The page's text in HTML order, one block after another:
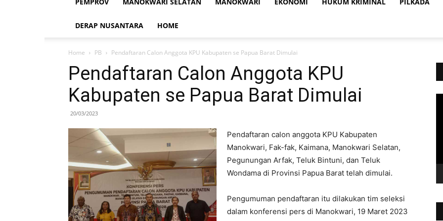
DERAP NUSANTARA HOME
Home PB Pendaftaran Calon Anggota KPU Kabupaten se Papua Barat Dimulai
Pendaftaran Calon Anggota KPU
Kabupaten se Papua Barat Dimulai
20/03/2023
Pendaftaran calon anggota KPU Kabupaten
Manokwari, Fak-fak, Kaimana, Manokwari Selatan,
Pegunungan Arfak, Teluk Bintuni, dan Teluk
Wondama di Provinsi Papua Barat telah dimulai.
Pengumuman pendaftaran itu dilakukan tim seleksi
dalam konferensi pers di Manokwari, 19 Maret 2023